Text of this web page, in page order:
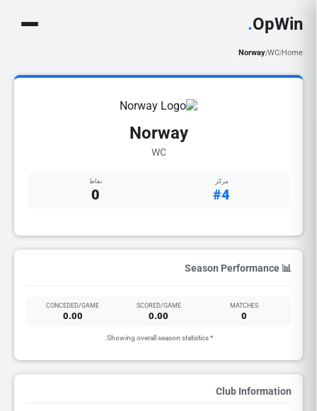
OpWin
.
Home
/
WC
/
Norway
Norway
WC
مركز
#4
نقاط
0
📊 Season Performance
MATCHES
0
SCORED/GAME
0.00
CONCEDED/GAME
0.00
* Showing overall season statistics.
Club Information